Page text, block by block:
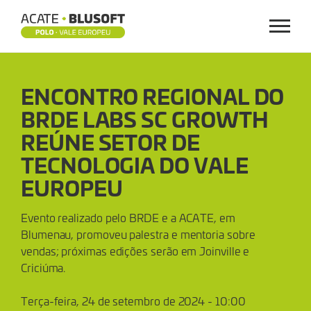
Menu
REGIONAL
DO
BRDE
LABS
SC
GROWTH
ENCONTRO REGIONAL DO
BRDE LABS SC GROWTH
REÚNE SETOR DE
TECNOLOGIA DO VALE
EUROPEU
Evento realizado pelo BRDE e a ACATE, em
Blumenau, promoveu palestra e mentoria sobre
vendas; próximas edições serão em Joinville e
Criciúma.
Terça-feira, 24 de setembro de 2024 - 10:00